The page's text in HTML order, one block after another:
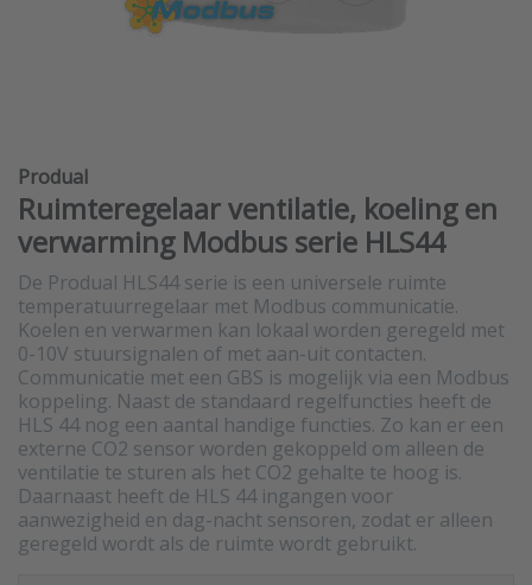
Produal
Ruimteregelaar ventilatie, koeling en
verwarming Modbus serie HLS44
De Produal HLS44 serie is een universele ruimte
temperatuurregelaar met Modbus communicatie.
Koelen en verwarmen kan lokaal worden geregeld met
0-10V stuursignalen of met aan-uit contacten.
Communicatie met een GBS is mogelijk via een Modbus
koppeling. Naast de standaard regelfuncties heeft de
HLS 44 nog een aantal handige functies. Zo kan er een
externe CO2 sensor worden gekoppeld om alleen de
ventilatie te sturen als het CO2 gehalte te hoog is.
Daarnaast heeft de HLS 44 ingangen voor
aanwezigheid en dag-nacht sensoren, zodat er alleen
geregeld wordt als de ruimte wordt gebruikt.